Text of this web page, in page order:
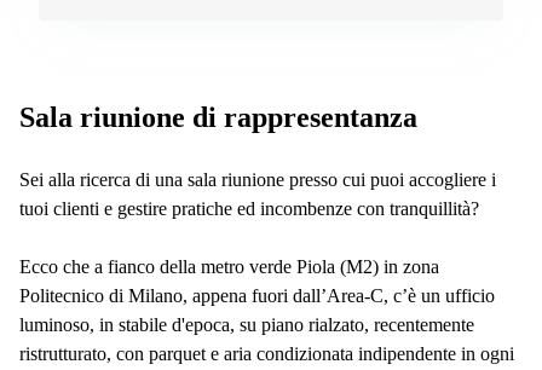
Business
Centers
Sala riunione di rappresentanza
Sei alla ricerca di una sala riunione presso cui puoi accogliere i
tuoi clienti e gestire pratiche ed incombenze con tranquillità?
Ecco che a fianco della metro verde Piola (M2) in zona
Politecnico di Milano, appena fuori dall’Area-C, c’è un ufficio
luminoso, in stabile d'epoca, su piano rialzato, recentemente
ristrutturato, con parquet e aria condizionata indipendente in ogni